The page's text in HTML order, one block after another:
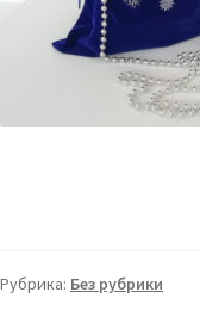
Рубрика: Без рубрики